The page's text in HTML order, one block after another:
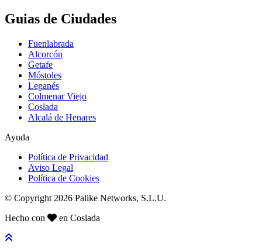
Guias de Ciudades
Fuenlabrada
Alcorcón
Getafe
Móstoles
Leganés
Colmenar Viejo
Coslada
Alcalá de Henares
Ayuda
Política de Privacidad
Aviso Legal
Política de Cookies
© Copyright 2026 Palike Networks, S.L.U.
Hecho con
en Coslada